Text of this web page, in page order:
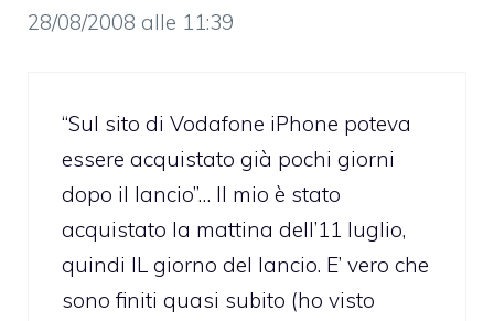
28/08/2008 alle 11:39
“Sul sito di Vodafone iPhone poteva
essere acquistato già pochi giorni
dopo il lancio”… Il mio è stato
acquistato la mattina dell’11 luglio,
quindi IL giorno del lancio. E’ vero che
sono finiti quasi subito (ho visto